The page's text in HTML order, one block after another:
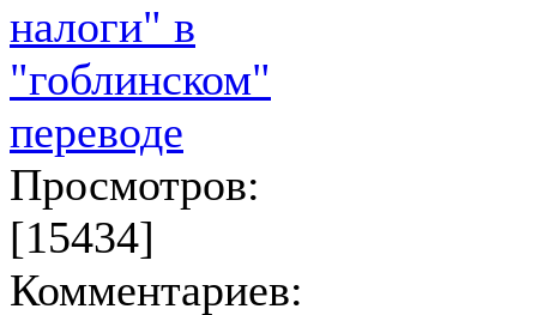
налоги" в
"гоблинском"
переводе
Просмотров:
[15434]
Комментариев: